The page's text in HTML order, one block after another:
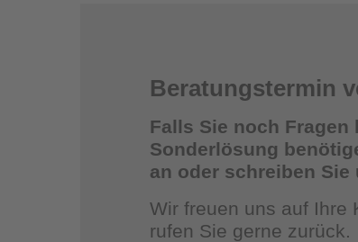
Beratungstermin
Falls Sie noch Fragen
Sonderlösung
an oder schreiben Sie
Wir freuen uns auf Ihre
rufen Sie gerne zurück.